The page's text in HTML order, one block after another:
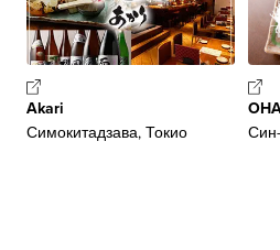
Akari
Симокитадзава, Токио